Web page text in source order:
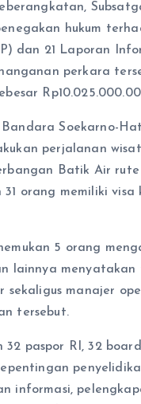
hukum
dan 21 Laporan
perkara
Soekarno-
perjalanan
Batik Air
31 orang memiliki
5 orang
lainnya
sekaligus manajer
tersebut.
paspor RI, 32
informasi,